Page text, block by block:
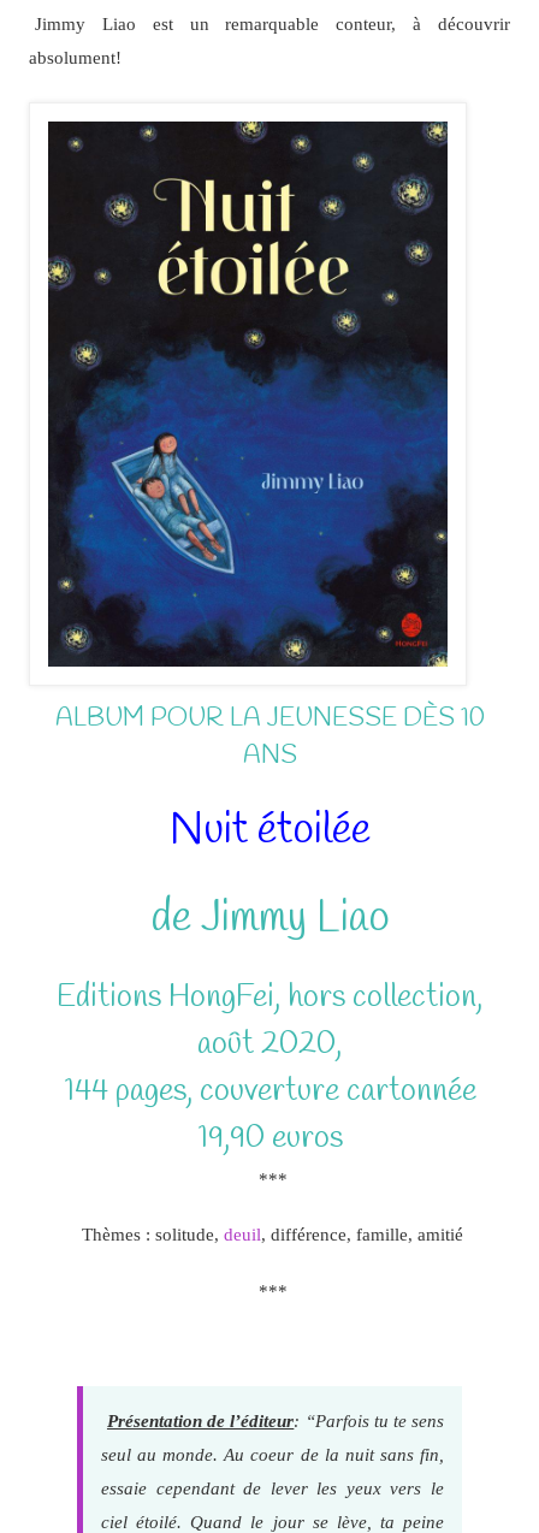
Jimmy Liao est un remarquable conteur, à découvrir
absolument!
ALBUM POUR LA JEUNESSE DÈS 10
ANS
Nuit étoilée
de Jimmy Liao
Editions HongFei, hors collection,
août 2020,
144 pages, couverture cartonnée
19,90 euros
***
Thèmes : solitude, deuil, différence, famille, amitié
***
Présentation de l’éditeur: “Parfois tu te sens
seul au monde. Au coeur de la nuit sans fin,
essaie cependant de lever les yeux vers le
ciel étoilé. Quand le jour se lève, ta peine